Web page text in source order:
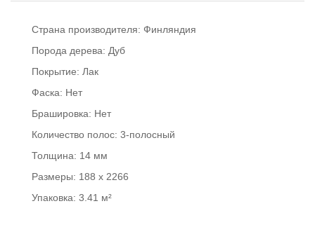
Страна производителя: Финляндия
Порода дерева: Дуб
Покрытие: Лак
Фаска: Нет
Брашировка: Нет
Количество полос: 3-полосный
Толщина: 14 мм
Размеры: 188 x 2266
Упаковка: 3.41 м²